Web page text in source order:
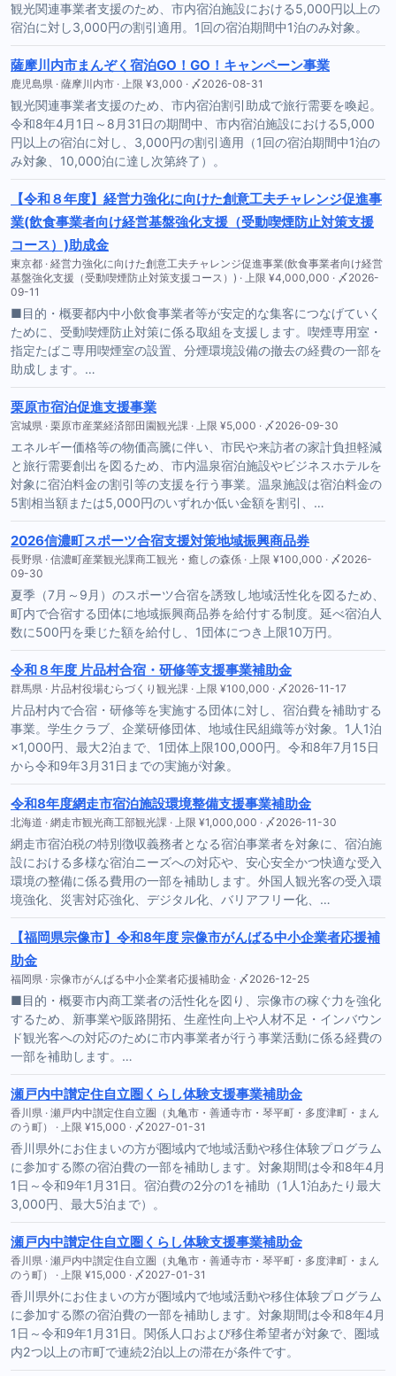
観光関連事業者支援のため、市内宿泊施設における5,000円以上の
宿泊に対し3,000円の割引適用。1回の宿泊期間中1泊のみ対象。
薩摩川内市まんぞく宿泊GO！GO！キャンペーン事業
鹿児島県 · 薩摩川内市 · 上限 ¥3,000 · 〆2026-08-31
観光関連事業者支援のため、市内宿泊割引助成で旅行需要を喚起。
令和8年4月1日～8月31日の期間中、市内宿泊施設における5,000
円以上の宿泊に対し、3,000円の割引適用（1回の宿泊期間中1泊の
み対象、10,000泊に達し次第終了）。
【令和８年度】経営力強化に向けた創意工夫チャレンジ促進事
業(飲食事業者向け経営基盤強化支援（受動喫煙防止対策支援
コース）)助成金
東京都 · 経営力強化に向けた創意工夫チャレンジ促進事業(飲食事業者向け経営
基盤強化支援（受動喫煙防止対策支援コース）) · 上限 ¥4,000,000 · 〆2026-
09-11
■目的・概要都内中小飲食事業者等が安定的な集客につなげていく
ために、受動喫煙防止対策に係る取組を支援します。喫煙専用室・
指定たばこ専用喫煙室の設置、分煙環境設備の撤去の経費の一部を
助成します。…
栗原市宿泊促進支援事業
宮城県 · 栗原市産業経済部田園観光課 · 上限 ¥5,000 · 〆2026-09-30
エネルギー価格等の物価高騰に伴い、市民や来訪者の家計負担軽減
と旅行需要創出を図るため、市内温泉宿泊施設やビジネスホテルを
対象に宿泊料金の割引等の支援を行う事業。温泉施設は宿泊料金の
5割相当額または5,000円のいずれか低い金額を割引、…
2026信濃町スポーツ合宿支援対策地域振興商品券
長野県 · 信濃町産業観光課商工観光・癒しの森係 · 上限 ¥100,000 · 〆2026-
09-30
夏季（7月～9月）のスポーツ合宿を誘致し地域活性化を図るため、
町内で合宿する団体に地域振興商品券を給付する制度。延べ宿泊人
数に500円を乗じた額を給付し、1団体につき上限10万円。
令和８年度 片品村合宿・研修等支援事業補助金
群馬県 · 片品村役場むらづくり観光課 · 上限 ¥100,000 · 〆2026-11-17
片品村内で合宿・研修等を実施する団体に対し、宿泊費を補助する
事業。学生クラブ、企業研修団体、地域住民組織等が対象。1人1泊
×1,000円、最大2泊まで、1団体上限100,000円。令和8年7月15日
から令和9年3月31日までの実施が対象。
令和8年度網走市宿泊施設環境整備支援事業補助金
北海道 · 網走市観光商工部観光課 · 上限 ¥1,000,000 · 〆2026-11-30
網走市宿泊税の特別徴収義務者となる宿泊事業者を対象に、宿泊施
設における多様な宿泊ニーズへの対応や、安心安全かつ快適な受入
環境の整備に係る費用の一部を補助します。外国人観光客の受入環
境強化、災害対応強化、デジタル化、バリアフリー化、…
【福岡県宗像市】令和8年度 宗像市がんばる中小企業者応援補
助金
福岡県 · 宗像市がんばる中小企業者応援補助金 · 〆2026-12-25
■目的・概要市内商工業者の活性化を図り、宗像市の稼ぐ力を強化
するため、新事業や販路開拓、生産性向上や人材不足・インバウン
ド観光客への対応のために市内事業者が行う事業活動に係る経費の
一部を補助します。…
瀬戸内中讃定住自立圏くらし体験支援事業補助金
香川県 · 瀬戸内中讃定住自立圏（丸亀市・善通寺市・琴平町・多度津町・まん
のう町） · 上限 ¥15,000 · 〆2027-01-31
香川県外にお住まいの方が圏域内で地域活動や移住体験プログラム
に参加する際の宿泊費の一部を補助します。対象期間は令和8年4月
1日～令和9年1月31日。宿泊費の2分の1を補助（1人1泊あたり最大
3,000円、最大5泊まで）。
瀬戸内中讃定住自立圏くらし体験支援事業補助金
香川県 · 瀬戸内中讃定住自立圏（丸亀市・善通寺市・琴平町・多度津町・まん
のう町） · 上限 ¥15,000 · 〆2027-01-31
香川県外にお住まいの方が圏域内で地域活動や移住体験プログラム
に参加する際の宿泊費の一部を補助します。対象期間は令和8年4月
1日～令和9年1月31日。関係人口および移住希望者が対象で、圏域
内2つ以上の市町で連続2泊以上の滞在が条件です。